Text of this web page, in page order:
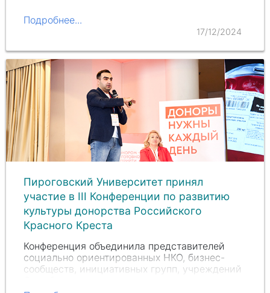
пообщаться с коллегами в неформальной
обстановке и вместе сделать доброе дело.
Подробнее...
17/12/2024
Пироговский Университет принял
участие в III Конференции по развитию
культуры донорства Российского
Красного Креста
Конференция объединила представителей
социально ориентированных НКО, бизнес-
сообществ, инициативных групп, учреждений